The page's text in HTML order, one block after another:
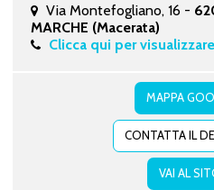
Via Montefogliano, 16 -
MARCHE (Macerata)
Clicca qui per
MAPPA
CONTATTA IL
VAI AL